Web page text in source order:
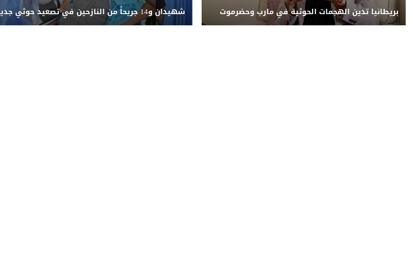
بريطانيا تدين الهجمات الحوثية في مارب وحضرموت شهيدان و14 جريحاً من النازحين في تصعيد حوثي جديد